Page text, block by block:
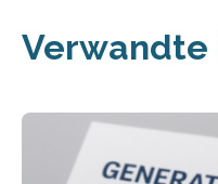
Verwandte